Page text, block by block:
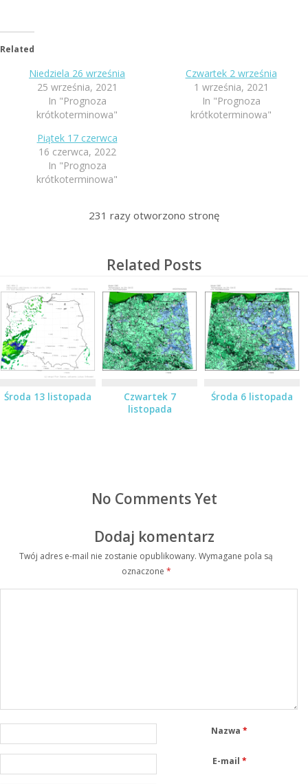
Related
Niedziela 26 września
25 września, 2021
In "Prognoza
krótkoterminowa"
Czwartek 2 września
1 września, 2021
In "Prognoza
krótkoterminowa"
Piątek 17 czerwca
16 czerwca, 2022
In "Prognoza
krótkoterminowa"
231 razy otworzono stronę
Related Posts
Środa 13 listopada
Czwartek 7
listopada
Środa 6 listopada
No Comments Yet
Dodaj komentarz
Twój adres e-mail nie zostanie opublikowany. Wymagane pola są
oznaczone *
Nazwa*
E-mail *